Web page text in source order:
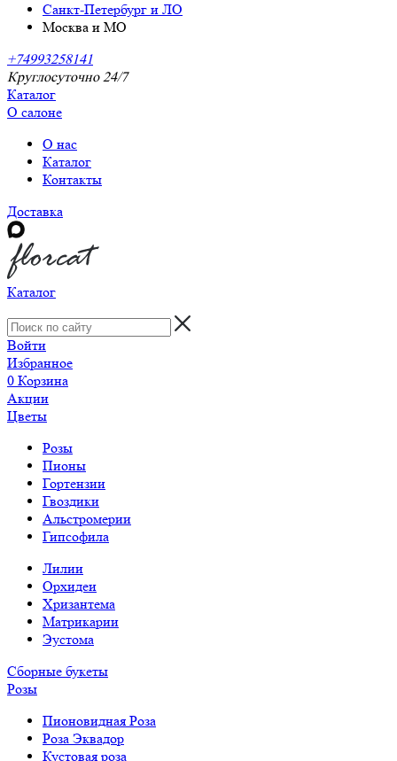
Санкт-Петербург и ЛО
Москва и МО
+74993258141
Круглосуточно 24/7
Каталог
О салоне
О нас
Каталог
Контакты
Доставка
Каталог
Войти
Избранное
0 Корзина
Акции
Цветы
Розы
Пионы
Гортензии
Гвоздики
Альстромерии
Гипсофила
Лилии
Орхидеи
Хризантема
Матрикарии
Эустома
Сборные букеты
Розы
Пионовидная Роза
Роза Эквадор
Кустовая роза